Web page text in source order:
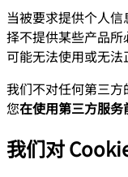
当被要求提供个人信
择不提供某些产品
可能无法使用或无法
我们不对任何第三
您在使用第三方服务
我们对